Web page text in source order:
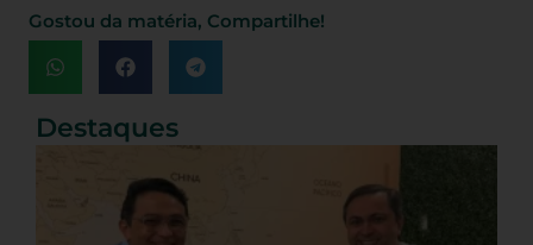
Gostou da matéria, Compartilhe!
Destaques